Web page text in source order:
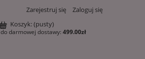
Zarejestruj się
Zaloguj się
Koszyk:(pusty)
do darmowej dostawy: 499.00zł